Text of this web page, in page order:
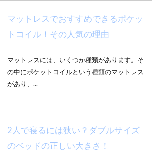
マットレスでおすすめできるポケッ
トコイル！その人気の理由
マットレスには、いくつか種類があります。そ
の中にポケットコイルという種類のマットレス
があり、...
2人で寝るには狭い？ダブルサイズ
のベッドの正しい大きさ！